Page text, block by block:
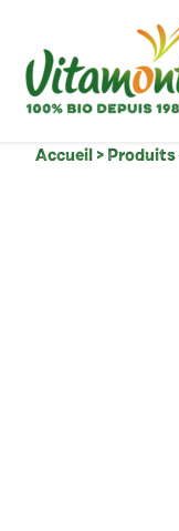
Accueil > Produits